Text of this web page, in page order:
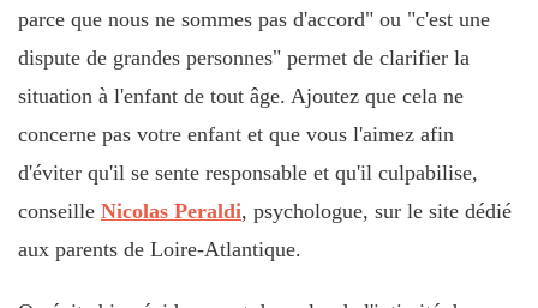
parce que nous ne sommes pas d'accord" ou "c'est une
dispute de grandes personnes" permet de clarifier la
situation à l'enfant de tout âge. Ajoutez que cela ne
concerne pas votre enfant et que vous l'aimez afin
d'éviter qu'il se sente responsable et qu'il culpabilise,
conseille Nicolas Peraldi, psychologue, sur le site dédié
aux parents de Loire-Atlantique.